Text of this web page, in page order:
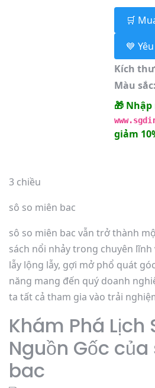
🛒
💙
Kích
Màu sắc:
🎁 Nhập
giảm
3 chiều
sô so miên bac
sô so miên bac vẫn trở thành
sách nổi nhảy trong chuyên
lẫy lộng lẫy, gợi mở phổ quát
năng mang đến quý doanh
ta tất cả tham gia vào trải
Khám Phá Lịch
Nguồn Gốc
bac